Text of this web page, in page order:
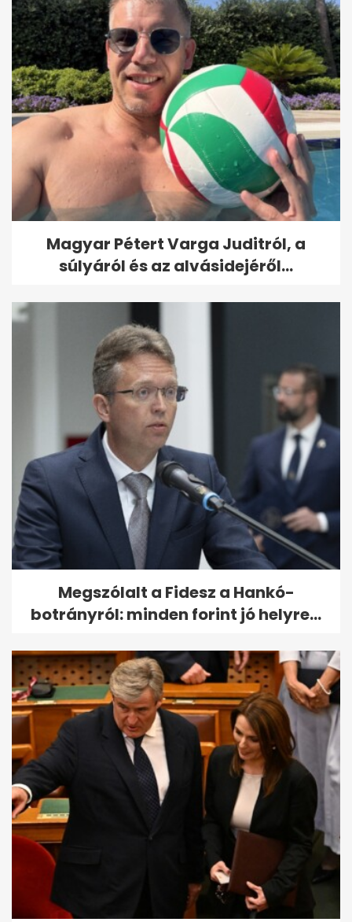
Magyar Pétert Varga Juditról, a
súlyáról és az alvásidejéről...
Megszólalt a Fidesz a Hankó-
botrányról: minden forint jó helyre...